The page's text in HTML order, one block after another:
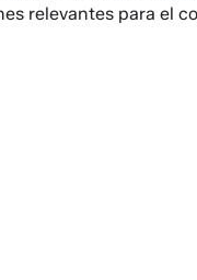
relevantes para el